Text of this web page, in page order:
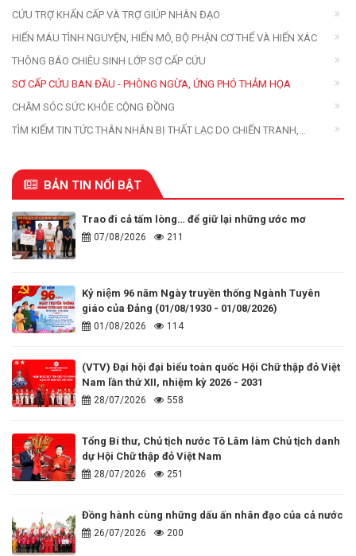
CỨU TRỢ KHẨN CẤP VÀ TRỢ GIÚP NHÂN ĐẠO
HIẾN MÁU TÌNH NGUYỆN, HIẾN MÔ, BỘ PHẬN CƠ THỂ VÀ HIẾN XÁC
THÔNG BÁO CHIÊU SINH LỚP SƠ CẤP CỨU
SƠ CẤP CỨU BAN ĐẦU - PHÒNG NGỪA, ỨNG PHÓ THẢM HỌA
CHĂM SÓC SỨC KHỎE CỘNG ĐỒNG
TÌM KIẾM TIN TỨC THÂN NHÂN BỊ THẤT LẠC DO CHIẾN TRANH,
BẢN TIN NỔI BẬT
Trao đi cả tấm lòng… để giữ lại những ước mơ
07/08/2026 211
Kỷ niệm 96 năm Ngày truyền thống Ngành Tuyên
giáo của Đảng (01/08/1930 - 01/08/2026)
01/08/2026 114
(VTV) Đại hội đại biểu toàn quốc Hội Chữ thập đỏ Việt
Nam lần thứ XII, nhiệm kỳ 2026 - 2031
28/07/2026 558
Tổng Bí thư, Chủ tịch nước Tô Lâm làm Chủ tịch danh
dự Hội Chữ thập đỏ Việt Nam
28/07/2026 251
Đồng hành cùng những dấu ấn nhân đạo của cả nước
26/07/2026 200